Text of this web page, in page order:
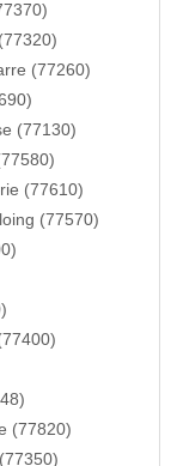
(77260)
(77130)
(77610)
(77570)
(77820)